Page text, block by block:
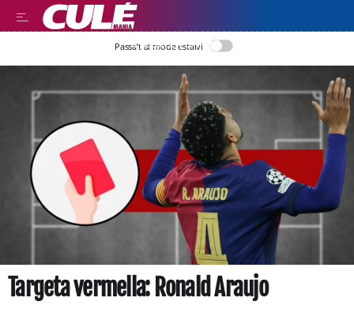
LLEGIR EN CATALÀ
Passa’t al mode estalvi
Targeta vermella: Ronald Araujo